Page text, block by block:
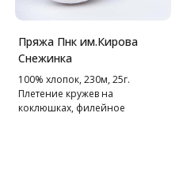
Пряжа Пнк им.Кирова
Снежинка
100% хлопок, 230м, 25г.
Плетение кружев на
коклюшках, филейное